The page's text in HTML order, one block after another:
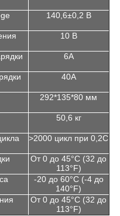
140,6±0,2 В
10 В
6А
40А
292*135*80 мм
50,6 кг
>2000 цикл при 0,2C
От 0 до 45°C (32 до
113°F)
-20 до 60°C (-4 до
140°F)
От 0 до 45°C (32 до
113°F)